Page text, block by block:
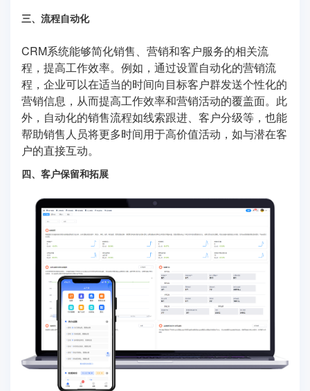
三、流程自动化
CRM系统能够简化销售、营销和客户服务的相关流
程，提高工作效率。例如，通过设置自动化的营销流
程，企业可以在适当的时间向目标客户群发送个性化的
营销信息，从而提高工作效率和营销活动的覆盖面。此
外，自动化的销售流程如线索跟进、客户分级等，也能
帮助销售人员将更多时间用于高价值活动，如与潜在客
户的直接互动。
四、客户保留和拓展